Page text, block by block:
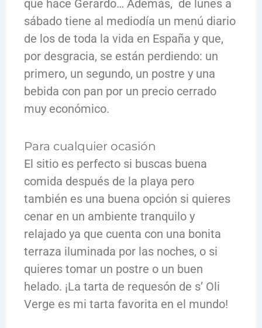
que hace Gerardo… Además, de lunes a
sábado tiene al mediodía un menú diario
de los de toda la vida en España y que,
por desgracia, se están perdiendo: un
primero, un segundo, un postre y una
bebida con pan por un precio cerrado
muy económico.
Para cualquier ocasión
El sitio es perfecto si buscas buena
comida después de la playa pero
también es una buena opción si quieres
cenar en un ambiente tranquilo y
relajado ya que cuenta con una bonita
terraza iluminada por las noches, o si
quieres tomar un postre o un buen
helado. ¡La tarta de requesón de s’ Oli
Verge es mi tarta favorita en el mundo!